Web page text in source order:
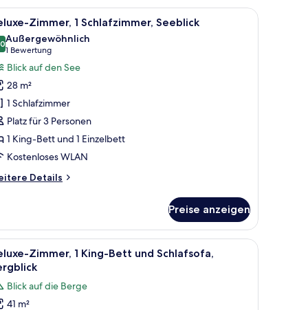
Vorhängen.
Bett, beigen Vorhängen und einem Holzbalken an der Decke.
Ein Hotelzimmer mit Bett, Sessel, Fernseher
6 Zimmer, 1 Schlafzimmer, Seeblick
von 10
Außergewöhnlich
1 Bewertung
(1
Bewertung)
Blick auf den See
28 m²
1 Schlafzimmer
Platz für 3 Personen
1 King-Bett und 1 Einzelbett
Kostenloses WLAN
Details
Preise anzeigen
Hotelzimmer mit einem gepolsterten Kopfteil, zwei Nachttischen und
Ein Hotelzimmer mit einem großen Bett,
6
Zimmer, 1 King-Bett und Schlafsofa,
Blick auf die Berge
41 m²